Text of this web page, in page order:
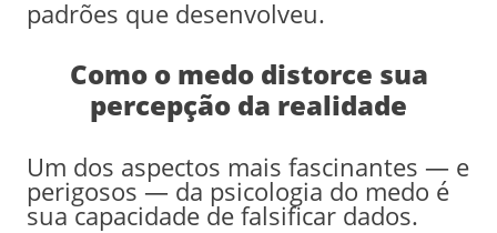
padrões que desenvolveu.
Como o medo distorce sua
percepção da realidade
Um dos aspectos mais fascinantes — e
perigosos — da psicologia do medo é
sua capacidade de falsificar dados.